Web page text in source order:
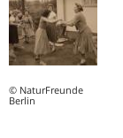
© NaturFreunde
Berlin